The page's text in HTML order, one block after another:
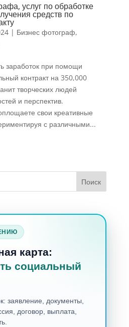
услуг по обработке
средств по
| Бизнес фотограф,
заработок при помощи
контракт на 350,000
творческих людей
и перспектив.
свои креативные
с различными...
карта:
социальный
заявление, документы,
договор, выплата,